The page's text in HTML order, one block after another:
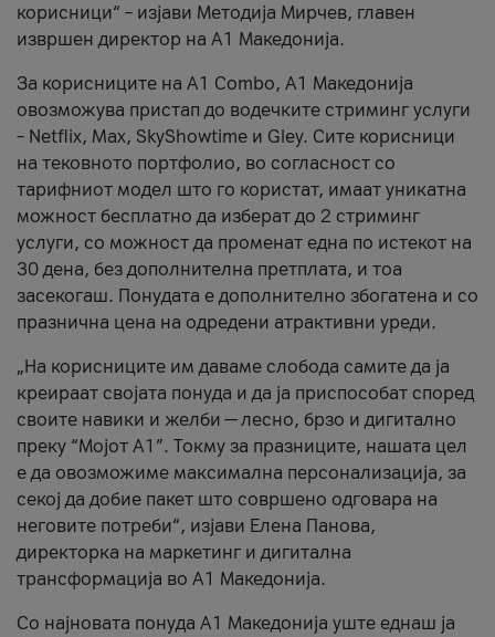
корисници“ – изјави Методија Мирчев, главен
извршен директор на А1 Македонија.
За корисниците на A1 Combo, А1 Македонија
овозможува пристап до водечките стриминг услуги
– Netflix, Max, SkyShowtime и Gley. Сите корисници
на тековното портфолио, во согласност со
тарифниот модел што го користат, имаат уникатна
можност бесплатно да изберат до 2 стриминг
услуги, со можност да променат една по истекот на
30 дена, без дополнителна претплата, и тоа
засекогаш. Понудата е дополнително збогатена и со
празнична цена на одредени атрактивни уреди.
„На корисниците им даваме слобода самите да ја
креираат својата понуда и да ја приспособат според
своите навики и желби — лесно, брзо и дигитално
преку “Мојот А1”. Токму за празниците, нашата цел
е да овозможиме максимална персонализација, за
секој да добие пакет што совршено одговара на
неговите потреби“, изјави Елена Панова,
директорка на маркетинг и дигитална
трансформација во А1 Македонија.
Со најновата понуда А1 Македонија уште еднаш ја